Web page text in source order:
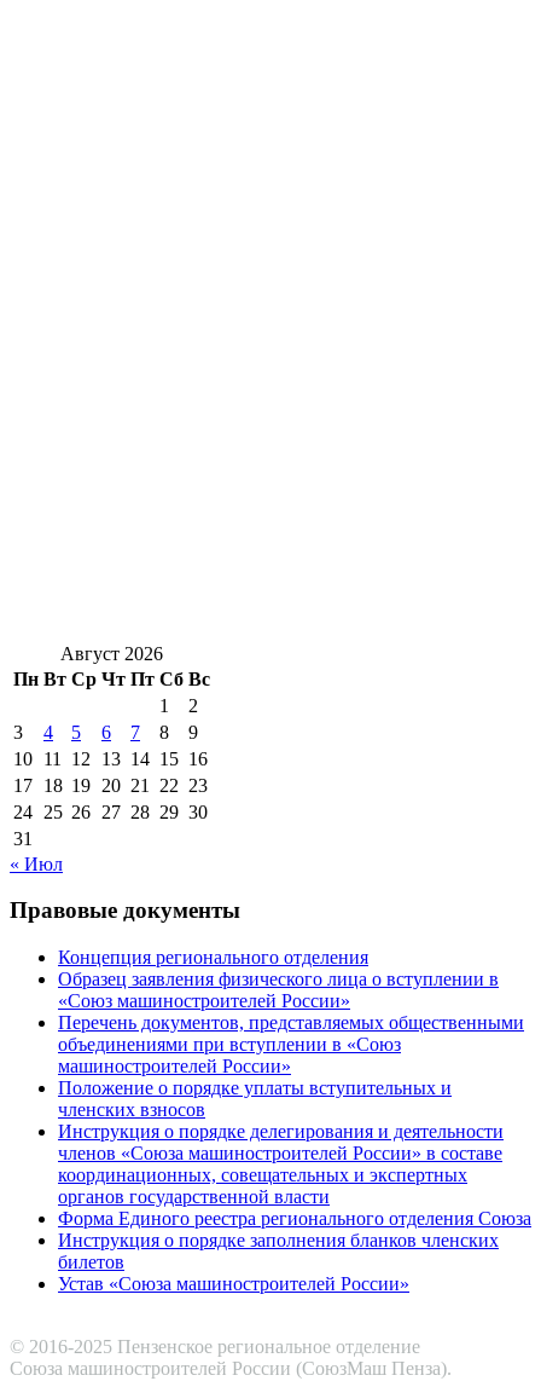
Август 2026
Пн Вт Ср Чт Пт Сб Вс
1
2
3
4 5 6 7 8
9
10 11 12 13 14 15 16
17 18 19 20 21 22 23
24 25 26 27 28 29 30
31
« Июл
Правовые документы
Концепция регионального отделения
Образец заявления физического лица о вступлении в
«Союз машиностроителей России»
Перечень документов, представляемых общественными
объединениями при вступлении в «Союз
машиностроителей России»
Положение о порядке уплаты вступительных и
членских взносов
Инструкция о порядке делегирования и деятельности
членов «Союза машиностроителей России» в составе
координационных, совещательных и экспертных
органов государственной власти
Форма Единого реестра регионального отделения Союза
Инструкция о порядке заполнения бланков членских
билетов
Устав «Союза машиностроителей России»
© 2016-2025 Пензенское региональное отделение
Cоюза машиностроителей России (СоюзМаш Пенза).